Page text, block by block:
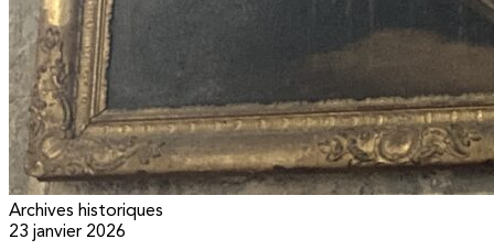
Archives historiques
23 janvier 2026